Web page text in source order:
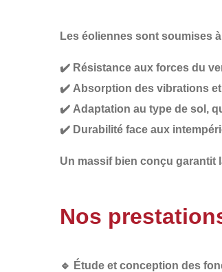
Les éoliennes sont soumises
✔️ Résistance aux forces du
✔️ Absorption des vibrations
✔️ Adaptation au type de sol ,
✔️ Durabilité face aux
Un massif bien conçu garantit
Nos
🔹 Étude et conception des